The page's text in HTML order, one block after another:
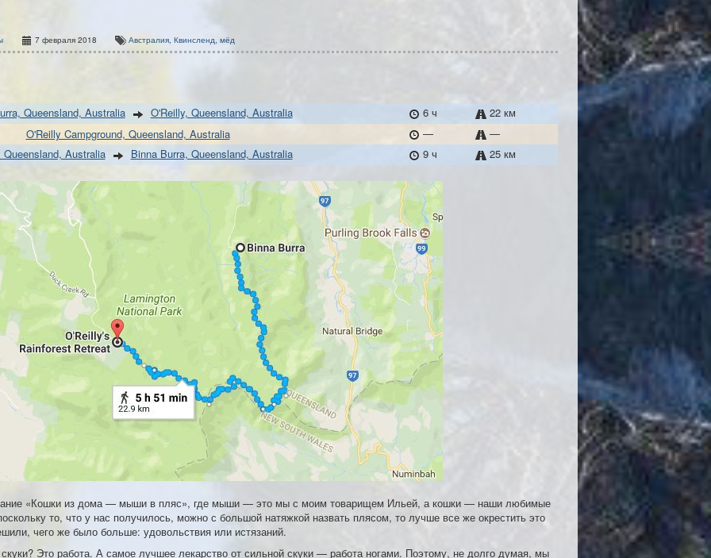
7 февраля 2018 Австралия, Квинсленд, мёд
Queensland, Australia O'Reilly, Queensland, Australia 6 ч
22 км
O'Reilly Campground, Queensland, Australia
—
—
Queensland, Australia
Binna Burra, Queensland, Australia 9 ч 25 км
«Кошки из дома — мыши в пляс», где мыши — это мы с моим товарищем Ильей, а кошки — наши любимые
то, что у нас получилось, можно с большой натяжкой назвать плясом, то лучше все же окрестить это
чего же было больше: удовольствия или истязаний.
Это работа. А самое лучшее лекарство от сильной скуки — работа ногами. Поэтому, не долго думая, мы